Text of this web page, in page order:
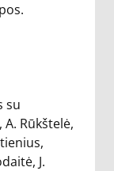
su
A. Rūkštelė,
J.